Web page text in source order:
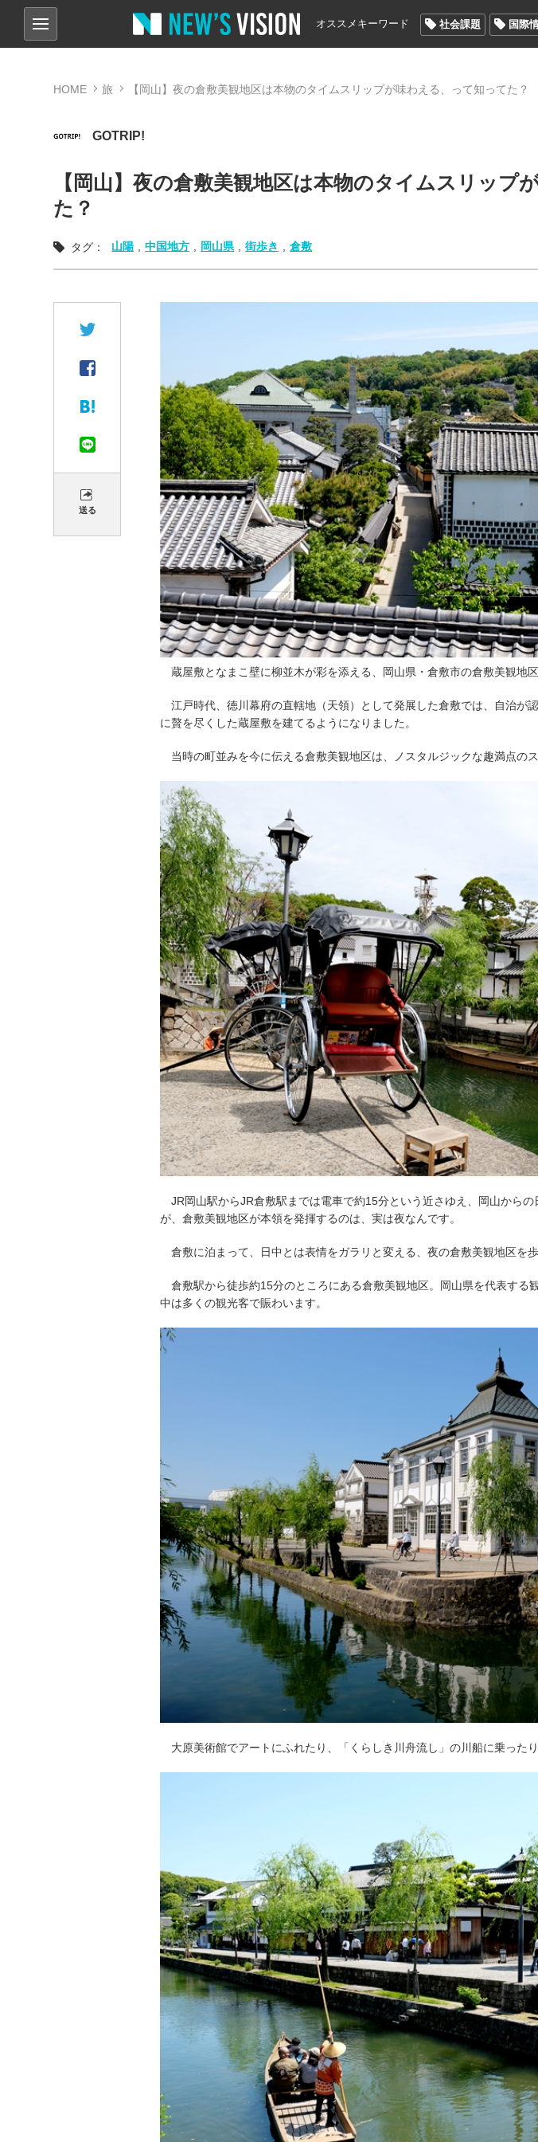
オススメキーワード 社会課題 国際
HOME 旅 【岡山】夜の倉敷美観地区は本物のタイムスリップが味わえる、って知ってた？
GOTRIP!
【岡山】夜の倉敷美観地区は本物のタイムスリップ
た？
タグ： 山陽 中国地方 岡山県 街歩き 倉敷
送る
蔵屋敷となまこ壁に柳並木が彩を添える、岡山県・倉敷市の倉敷美観地区
江戸時代、徳川幕府の直轄地（天領）として発展した倉敷では、自治が
に贅を尽くした蔵屋敷を建てるようになりました。
当時の町並みを今に伝える倉敷美観地区は、ノスタルジックな趣満点のス
JR岡山駅からJR倉敷駅までは電車で約15分という近さゆえ、岡山から
が、倉敷美観地区が本領を発揮するのは、実は夜なんです。
倉敷に泊まって、日中とは表情をガラリと変える、夜の倉敷美観地区を
倉敷駅から徒歩約15分のところにある倉敷美観地区。岡山県を代表する
中は多くの観光客で賑わいます。
大原美術館でアートにふれたり、「くらしき川舟流し」の川船に乗った